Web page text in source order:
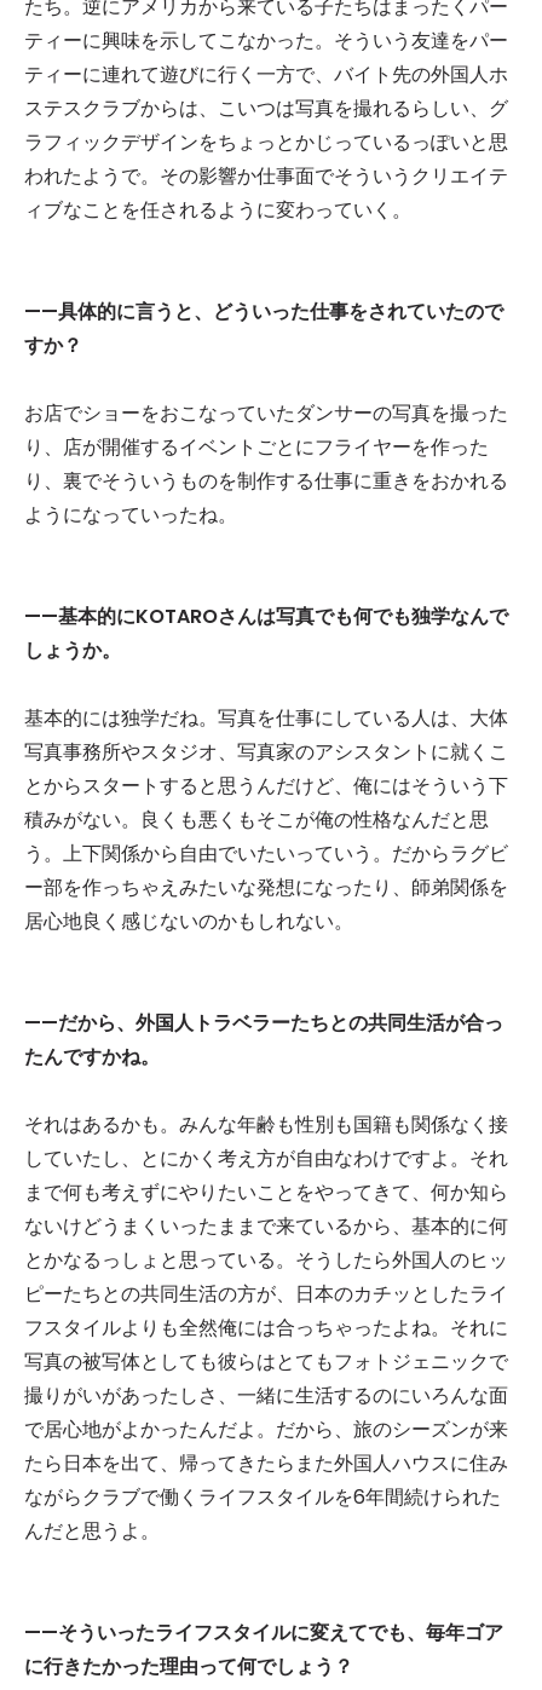
たち。逆にアメリカから来ている子たちはまったくパー
ティーに興味を示してこなかった。そういう友達をパー
ティーに連れて遊びに行く一方で、バイト先の外国人ホ
ステスクラブからは、こいつは写真を撮れるらしい、グ
ラフィックデザインをちょっとかじっているっぽいと思
われたようで。その影響か仕事面でそういうクリエイテ
ィブなことを任されるように変わっていく。
——具体的に言うと、どういった仕事をされていたので
すか？
お店でショーをおこなっていたダンサーの写真を撮った
り、店が開催するイベントごとにフライヤーを作った
り、裏でそういうものを制作する仕事に重きをおかれる
ようになっていったね。
——基本的にKOTAROさんは写真でも何でも独学なんで
しょうか。
基本的には独学だね。写真を仕事にしている人は、大体
写真事務所やスタジオ、写真家のアシスタントに就くこ
とからスタートすると思うんだけど、俺にはそういう下
積みがない。良くも悪くもそこが俺の性格なんだと思
う。上下関係から自由でいたいっていう。だからラグビ
ー部を作っちゃえみたいな発想になったり、師弟関係を
居心地良く感じないのかもしれない。
——だから、外国人トラベラーたちとの共同生活が合っ
たんですかね。
それはあるかも。みんな年齢も性別も国籍も関係なく接
していたし、とにかく考え方が自由なわけですよ。それ
まで何も考えずにやりたいことをやってきて、何か知ら
ないけどうまくいったままで来ているから、基本的に何
とかなるっしょと思っている。そうしたら外国人のヒッ
ピーたちとの共同生活の方が、日本のカチッとしたライ
フスタイルよりも全然俺には合っちゃったよね。それに
写真の被写体としても彼らはとてもフォトジェニックで
撮りがいがあったしさ、一緒に生活するのにいろんな面
で居心地がよかったんだよ。だから、旅のシーズンが来
たら日本を出て、帰ってきたらまた外国人ハウスに住み
ながらクラブで働くライフスタイルを6年間続けられた
んだと思うよ。
——そういったライフスタイルに変えてでも、毎年ゴア
に行きたかった理由って何でしょう？